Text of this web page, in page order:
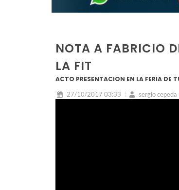
NOTA A FABRICIO
LA FIT
ACTO PRESENTACION EN LA FERIA DE
27/10/2017 03:33 sergio cepeda